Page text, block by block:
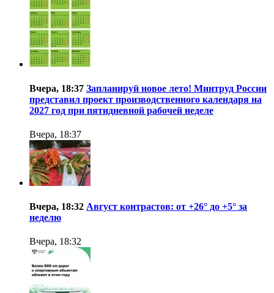
Вчера, 18:37 Запланируй новое лето! Минтруд России
представил проект производственного календаря на
2027 год при пятидневной рабочей неделе
Вчера, 18:37
Вчера, 18:32 Август контрастов: от +26° до +5° за
неделю
Вчера, 18:32